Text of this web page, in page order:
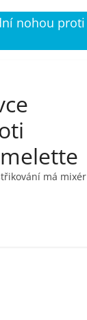
nohou proti
má mixér